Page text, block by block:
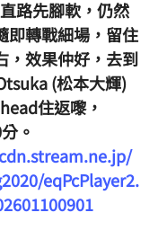
路先腳軟，仍然
即轉戰細場，留住
，效果仲好，去到
(松本大輝)
住返嚟，
。
eqPcPlayer2.